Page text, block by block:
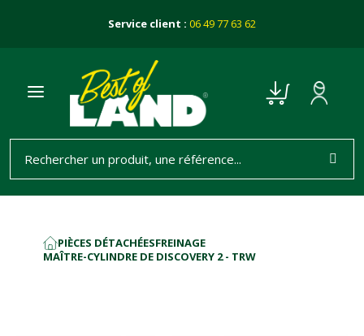
Service client : 06 49 77 63 62
ACCUEIL
PIÈCES DÉTACHÉESFREINAGE
MAÎTRE-CYLINDRE DE DISCOVERY 2 - TRW